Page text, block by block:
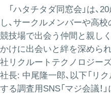
「ハタチタダ同窓会」は、
し、サークルメンバーや高
競技場で出会う仲間と親し
かけに出会いと絆を深めら
社リクルートテクノロジー
社長: 中尾隆一郎、以下「リ
する調査用SNS「マジ会議！